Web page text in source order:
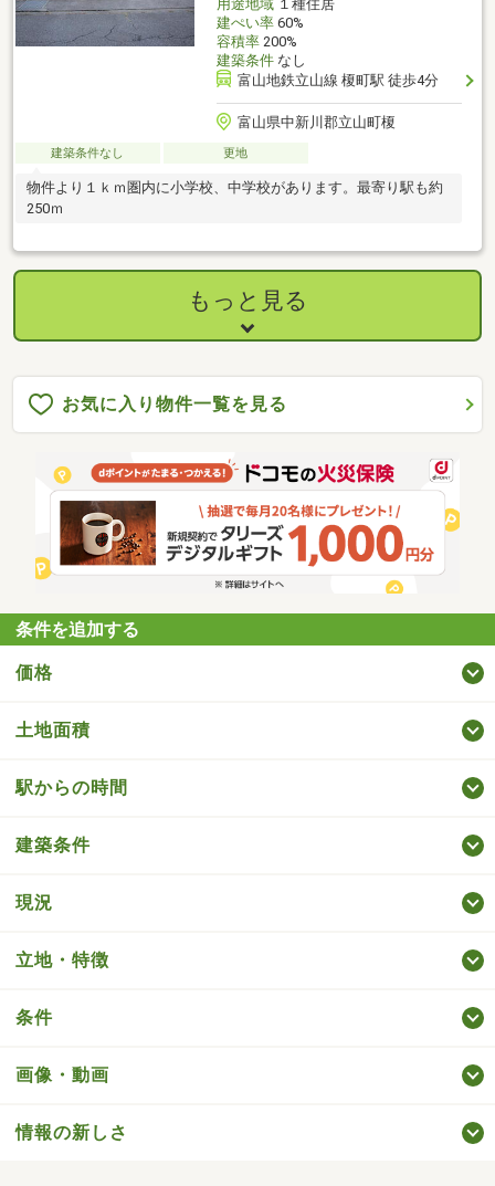
用途地域１種住居
建ぺい率60%
容積率200%
建築条件なし
富山地鉄立山線 榎町駅 徒歩4分
富山県中新川郡立山町榎
建築条件なし 更地
物件より１ｋｍ圏内に小学校、中学校があります。最寄り駅も約
250ｍ
もっと見る
お気に入り物件一覧を見る
条件を追加する
価格
土地面積
駅からの時間
建築条件
現況
立地・特徴
条件
画像・動画
情報の新しさ